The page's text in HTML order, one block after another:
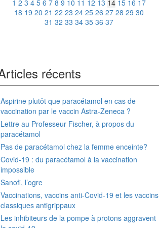
1 2 3 4 5 6 7 8 9 10 11 12 13 14 15 16 17
18 19 20 21 22 23 24 25 26 27 28 29 30
31 32 33 34 35 36 37
récents
Aspirine plutôt que paracétamol en cas de
vaccination par le vaccin Astra-Zeneca ?
Lettre au Professeur Fischer, à propos du
paracétamol
Pas de paracétamol chez la femme enceinte?
Covid-19 : du paracétamol à la vaccination
impossible
Sanofi, l’ogre
Vaccinations, vaccins anti-Covid-19 et les vaccins
classiques antigrippaux
Les inhibiteurs de la pompe à protons aggravent